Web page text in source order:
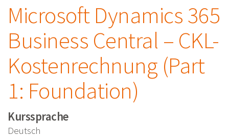
Microsoft Dynamics 365
Business Central – CKL-
Kostenrechnung (Part
1: Foundation)
Kurssprache
Deutsch